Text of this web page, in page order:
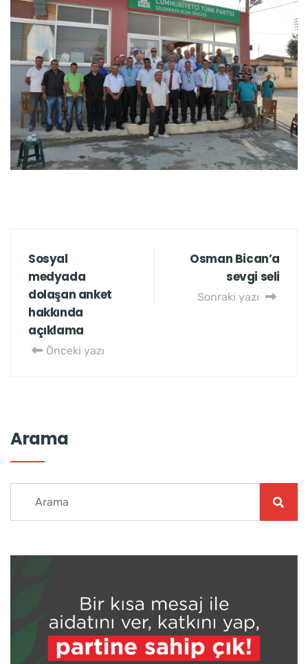
Sosyal
medyada
dolaşan anket
hakkında
açıklama
Önceki yazı
Osman Bican’a
sevgi seli
Sonraki yazı
Arama